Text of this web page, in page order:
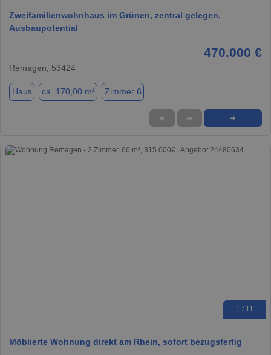
Zweifamilienwohnhaus im Grünen, zentral gelegen,
Ausbaupotential
470.000 €
Remagen, 53424
Haus ca. 170,00 m² Zimmer 6
★ ➦ ➜
1 / 11
Möblierte Wohnung direkt am Rhein, sofort bezugsfertig